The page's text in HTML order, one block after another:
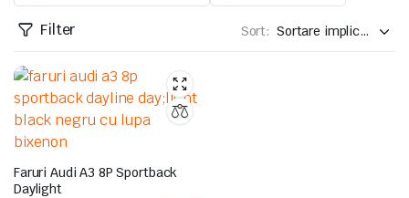
Filter Sort:
Faruri Audi A3 8P Sportback
Daylight